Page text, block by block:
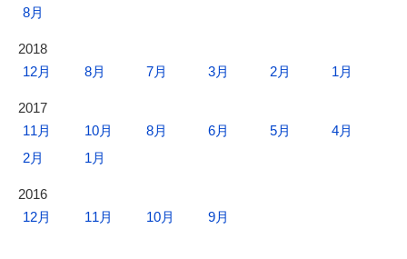
8月
2018
12月
8月 7月 3月 2月 1月
2017
11月
10月 8月 6月 5月
4月
2月
1月
2016
12月
11月 10月 9月